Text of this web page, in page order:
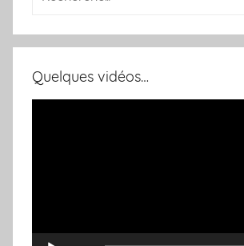
Quelques vidéos…